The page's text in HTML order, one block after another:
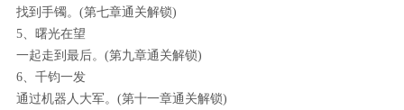
找到手镯。(第七章通关解锁)
5、曙光在望
一起走到最后。(第九章通关解锁)
6、千钧一发
通过机器人大军。(第十一章通关解锁)